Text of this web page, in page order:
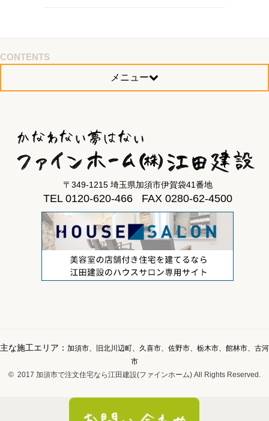
CONTENTS
メニュー
〒349-1215 埼玉県加須市伊賀袋41番地
TEL 0120-620-466 FAX 0280-62-4500
主な施工エリア： 加須市、旧北川辺町、久喜市、佐野市、栃木市、館林市、古河
市
© 2017 加須市で注文住宅なら江田建設(ファインホーム) All Rights Reserved.